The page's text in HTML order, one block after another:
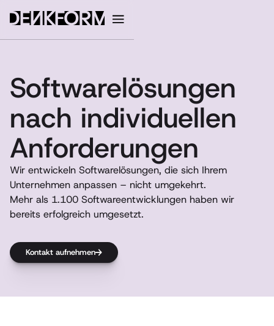
Software­lösungen
nach individuellen
Anforder­ungen
Wir entwickeln Softwarelösungen, die sich Ihrem
Unternehmen anpassen – nicht umgekehrt.
Mehr als 1.100 Softwareentwicklungen haben wir
bereits erfolgreich umgesetzt.
Kontakt aufnehmen